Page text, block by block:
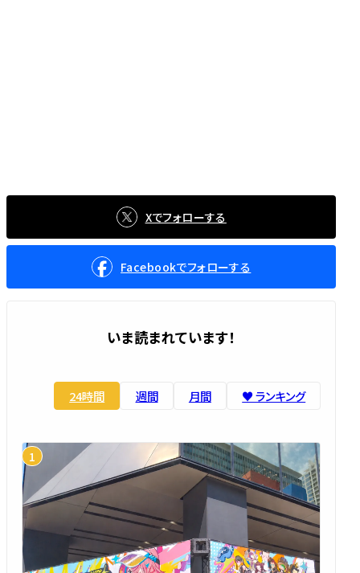
Xでフォローする
Facebookでフォローする
いま読まれています！
24時間 週間 月間 ♥️ ランキング